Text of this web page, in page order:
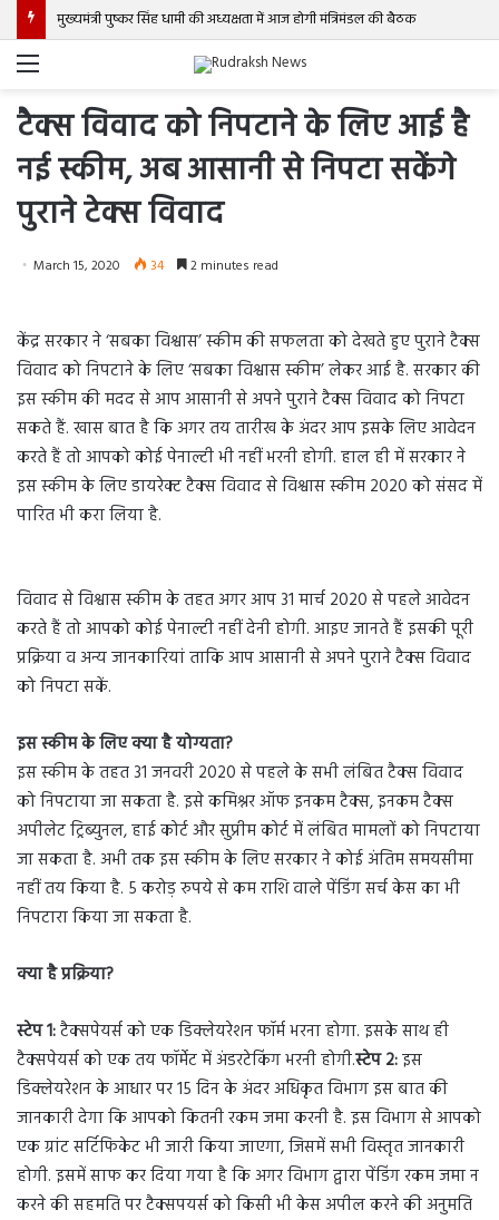
मुख्यमंत्री पुष्कर सिंह धामी की अध्यक्षता में आज होगी मंत्रिमंडल की बैठक
Menu
टैक्स विवाद को निपटाने के लिए आई है
नई स्कीम, अब आसानी से निपटा सकेंगे
पुराने टेक्स विवाद
March 15, 2020 34 2 minutes read
केंद्र सरकार ने ‘सबका विश्वास’ स्कीम की सफलता को देखते हुए पुराने टैक्स
विवाद को निपटाने के लिए ‘सबका विश्वास स्कीम’ लेकर आई है. सरकार की
इस स्कीम की मदद से आप आसानी से अपने पुराने टैक्स विवाद को निपटा
सकते हैं. खास बात है कि अगर तय तारीख के अंदर आप इसके लिए आवेदन
करते हैं तो आपको कोई पेनाल्टी भी नहीं भरनी होगी. हाल ही में सरकार ने
इस स्कीम के लिए डायरेक्ट टैक्स विवाद से विश्वास स्कीम 2020 को संसद में
पारित भी करा लिया है.
विवाद से विश्वास स्कीम के तहत अगर आप 31 मार्च 2020 से पहले आवेदन
करते हैं तो आपको कोई पेनाल्टी नहीं देनी होगी. आइए जानते हैं इसकी पूरी
प्रक्रिया व अन्य जानकारियां ताकि आप आसानी से अपने पुराने टैक्स विवाद
को ​निपटा सकें.
इस स्कीम के लिए क्या है योग्यता?
इस स्कीम के तहत 31 जनवरी 2020 से पहले के सभी लंबित टैक्स विवाद
को निपटाया जा सकता है. इसे कमिश्नर ऑफ इनकम टैक्स, इनकम टैक्स ​
अपीलेट ट्रिब्युनल, हाई कोर्ट और सुप्रीम कोर्ट में लंबित मामलों को निपटाया
जा सकता है. अभी त​क इस स्कीम के लिए सरकार ने कोई अंतिम समयसीमा
नहीं तय किया है. 5 करोड़ रुपये से कम राशि वाले पेंडिंग सर्च केस का भी
निपटारा किया जा सकता है.
क्या है प्रक्रिया?
स्टेप 1:टैक्सपेयर्स को एक डिक्लेयरेशन फॉर्म भरना होगा. इसके साथ ही
टैक्सपेयर्स को एक तय फॉर्मेट में अंडरटेकिंग भरनी होगी.स्टेप 2:इस
डिक्लेयरेशन के आधार पर 15 दिन के अंदर अधिकृत विभाग इस बात की
जानकारी देगा कि आपको कितनी रकम जमा करनी है. इस विभाग से आपको
एक ग्रांट सर्टिफिकेट भी जारी किया जाएगा, जिसमें सभी विस्तृत जानकारी
होगी. इसमें साफ कर दिया गया है कि अगर विभाग द्वारा पेंडिंग रकम जमा न
करने की सहमति पर टैक्सपयर्स को किसी भी केस अपील करने की अनुमति